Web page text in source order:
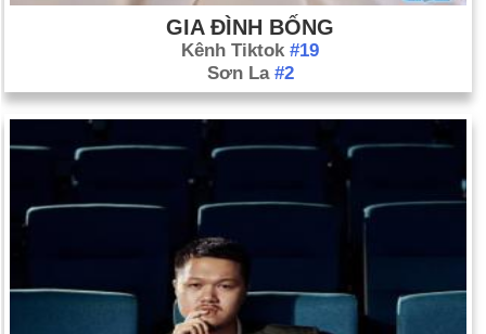
GIA ĐÌNH BỐNG
Kênh Tiktok #19
Sơn La #2